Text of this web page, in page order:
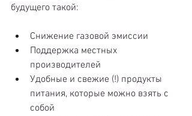
будущего такой:
Снижение газовой эмиссии
Поддержка местных
производителей
Удобные и свежие (!) продукты
питания, которые можно взять с
собой